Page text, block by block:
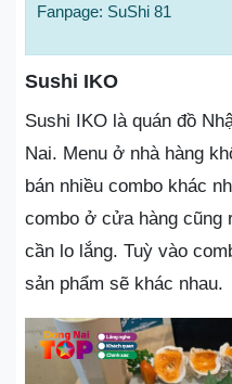
Fanpage: SuShi 81
Sushi IKO
Sushi IKO là quán đồ
Nai. Menu ở nhà hàng
bán nhiều combo khác
combo ở cửa hàng cũng
cần lo lắng. Tuỳ vào
sản phẩm sẽ khác nhau.